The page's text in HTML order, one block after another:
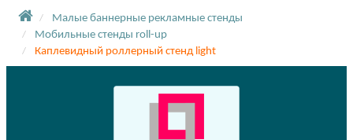
Малые баннерные рекламные стенды
Мобильные стенды roll-up
Каплевидный роллерный стенд light